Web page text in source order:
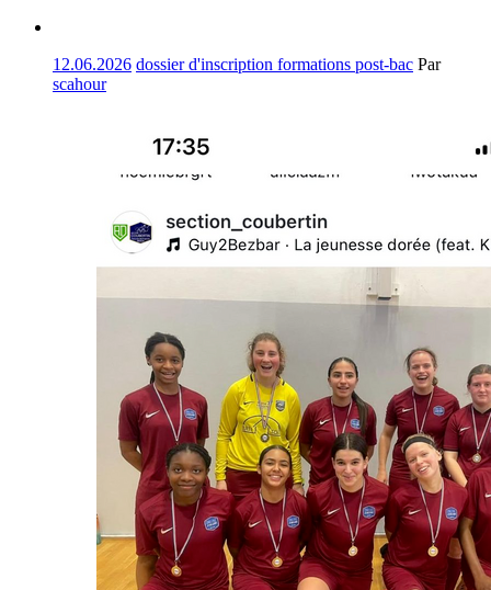
12.06.2026 dossier d'inscription formations post-bac Par
scahour